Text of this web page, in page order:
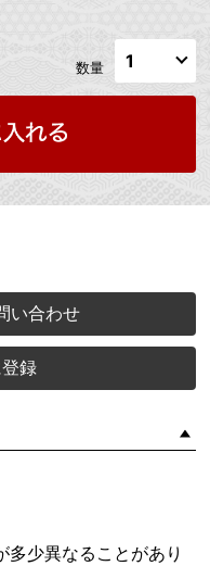
数量
い合わせ
録
少異なることがあり